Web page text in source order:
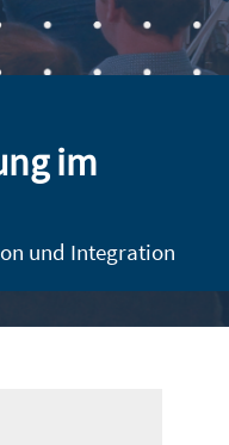
im
und Integration